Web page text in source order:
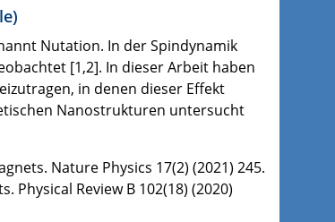
)
Nutation. In der Spindynamik
[1,2]. In dieser Arbeit haben
in denen dieser Effekt
Nanostrukturen untersucht
Nature Physics 17(2) (2021) 245.
Review B 102(18) (2020)